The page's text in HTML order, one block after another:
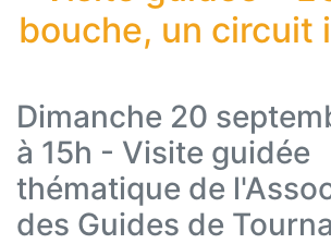
bouche, un circuit
Dimanche 20
à 15h - Visite guidée
thématique de
des Guides de